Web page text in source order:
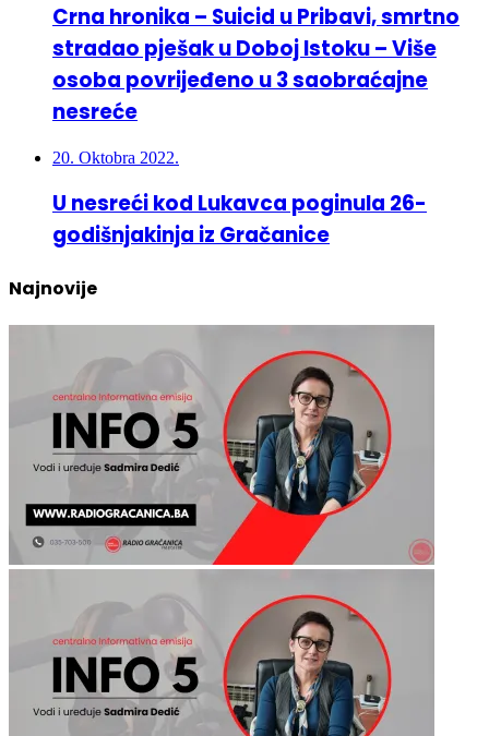
Crna hronika – Suicid u Pribavi, smrtno
stradao pješak u Doboj Istoku – Više
osoba povrijeđeno u 3 saobraćajne
nesreće
20. Oktobra 2022.
U nesreći kod Lukavca poginula 26-
godišnjakinja iz Gračanice
Najnovije